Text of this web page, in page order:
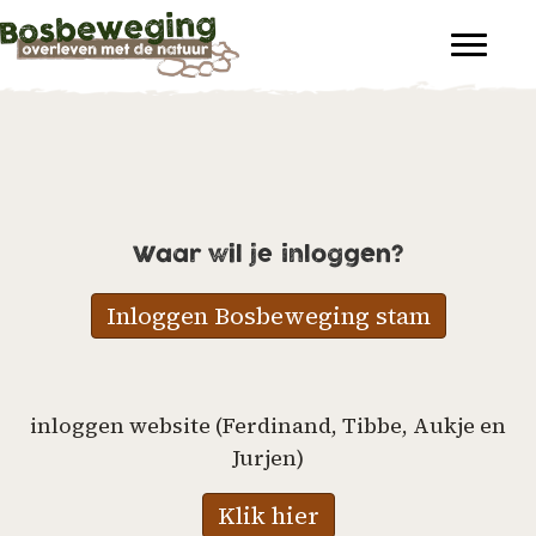
Waar wil je inloggen?
Inloggen Bosbeweging stam
inloggen website (Ferdinand, Tibbe, Aukje en
Jurjen)
Klik hier